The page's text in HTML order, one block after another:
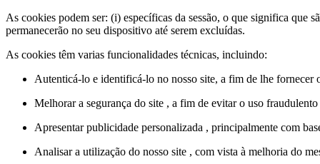
As cookies podem ser: (i) específicas da sessão, o que significa que
permanecerão no seu dispositivo até serem excluídas.
As cookies têm varias funcionalidades técnicas, incluindo:
Autenticá-lo e identificá-lo no nosso site, a fim de lhe fornecer
Melhorar a segurança do site , a fim de evitar o uso
Apresentar publicidade personalizada , principalmente com
Analisar a utilização do nosso site , com vista à melhoria do